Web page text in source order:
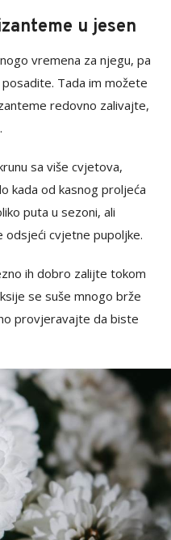
u jesen
vremena za njegu, pa
Tada im možete
redovno zalivajte,
sa više cvjetova,
kada od kasnog proljeća
puta u sezoni, ali
odsjeći cvjetne pupoljke.
ih dobro zalijte tokom
se suše mnogo brže
provjeravajte da biste